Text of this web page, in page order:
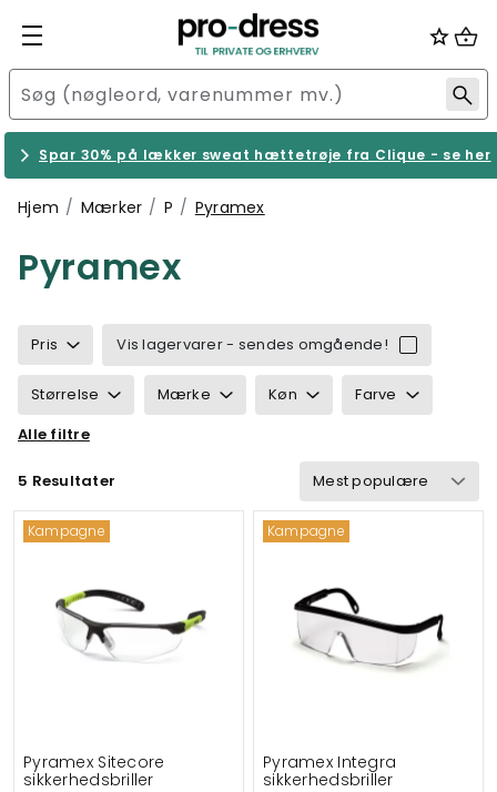
Spar 30% på lækker sweat hættetrøje fra Clique - se her
Hjem Mærker P Pyramex
Pyramex
Pris Vis lagervarer - sendes omgående!
Størrelse Mærke Køn Farve
Egenskaber
Alle filtre
5 Resultater
Kampagne
Pyramex Sitecore
sikkerhedsbriller
Kampagne
Pyramex Integra
sikkerhedsbriller